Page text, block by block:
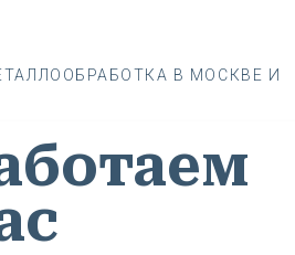
В МОСКВЕ И